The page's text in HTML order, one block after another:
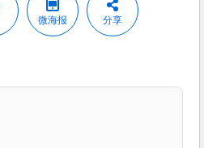
微海报 分享